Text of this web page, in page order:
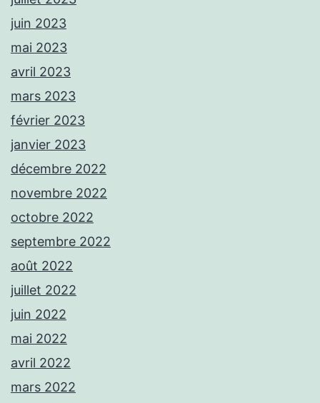
juin 2023
mai 2023
avril 2023
mars 2023
février 2023
janvier 2023
décembre 2022
novembre 2022
octobre 2022
septembre 2022
août 2022
juillet 2022
juin 2022
mai 2022
avril 2022
mars 2022